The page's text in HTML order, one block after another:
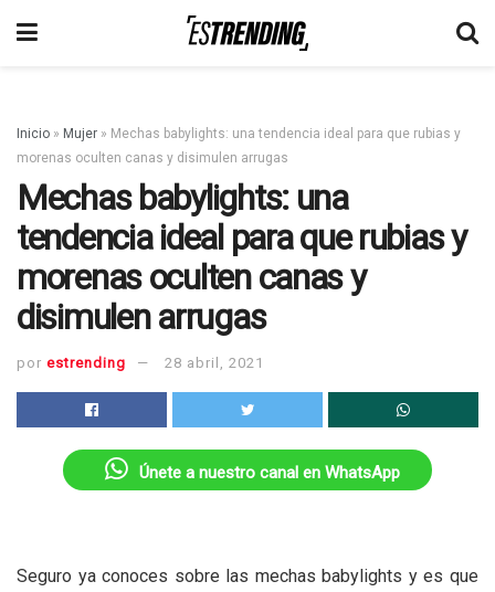
Inicio » Mujer » Mechas babylights: una tendencia ideal para que rubias y
morenas oculten canas y disimulen arrugas
Mechas babylights: una
tendencia ideal para que rubias y
morenas oculten canas y
disimulen arrugas
por estrending 28 abril, 2021
Únete a nuestro canal en WhatsApp
Seguro ya conoces sobre las mechas babylights y es que